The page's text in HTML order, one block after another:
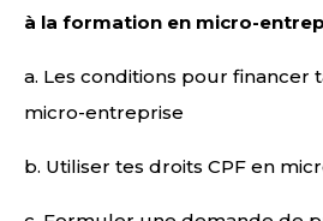
à la formation en micro-
a. Les conditions pour financer
micro-entreprise
b. Utiliser tes droits CPF en